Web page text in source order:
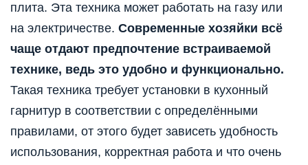
плита. Эта техника может работать на газу или
на электричестве. Современные хозяйки всё
чаще отдают предпочтение встраиваемой
технике, ведь это удобно и функционально.
Такая техника требует установки в кухонный
гарнитур в соответствии с определёнными
правилами, от этого будет зависеть удобность
использования, корректная работа и что очень